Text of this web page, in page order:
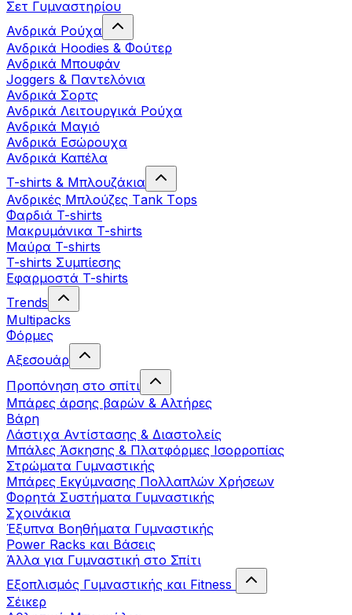
Σετ Γυμναστηρίου
Ανδρικά Ρούχα
Ανδρικά Hoodies & Φούτερ
Ανδρικά Μπουφάν
Joggers & Παντελόνια
Ανδρικά Σορτς
Ανδρικά Λειτουργικά Ρούχα
Ανδρικά Μαγιό
Ανδρικά Εσώρουχα
Ανδρικά Καπέλα
T-shirts & Μπλουζάκια
Ανδρικές Mπλούζες Τank Τops
Φαρδιά T-shirts
Μακρυμάνικα T-shirts
Μαύρα T-shirts
T-shirts Συμπίεσης
Εφαρμοστά T-shirts
Trends
Multipacks
Φόρμες
Αξεσουάρ
Προπόνηση στο σπίτι
Μπάρες άρσης βαρών & Αλτήρες
Βάρη
Λάστιχα Αντίστασης & Διαστολείς
Μπάλες Άσκησης & Πλατφόρμες Ισορροπίας
Στρώματα Γυμναστικής
Μπάρες Εκγύμνασης Πολλαπλών Χρήσεων
Φορητά Συστήματα Γυμναστικής
Σχοινάκια
Έξυπνα Βοηθήματα Γυμναστικής
Power Racks και Βάσεις
Άλλα για Γυμναστική στο Σπίτι
Εξοπλισμός Γυμναστικής και Fitness
Σέικερ